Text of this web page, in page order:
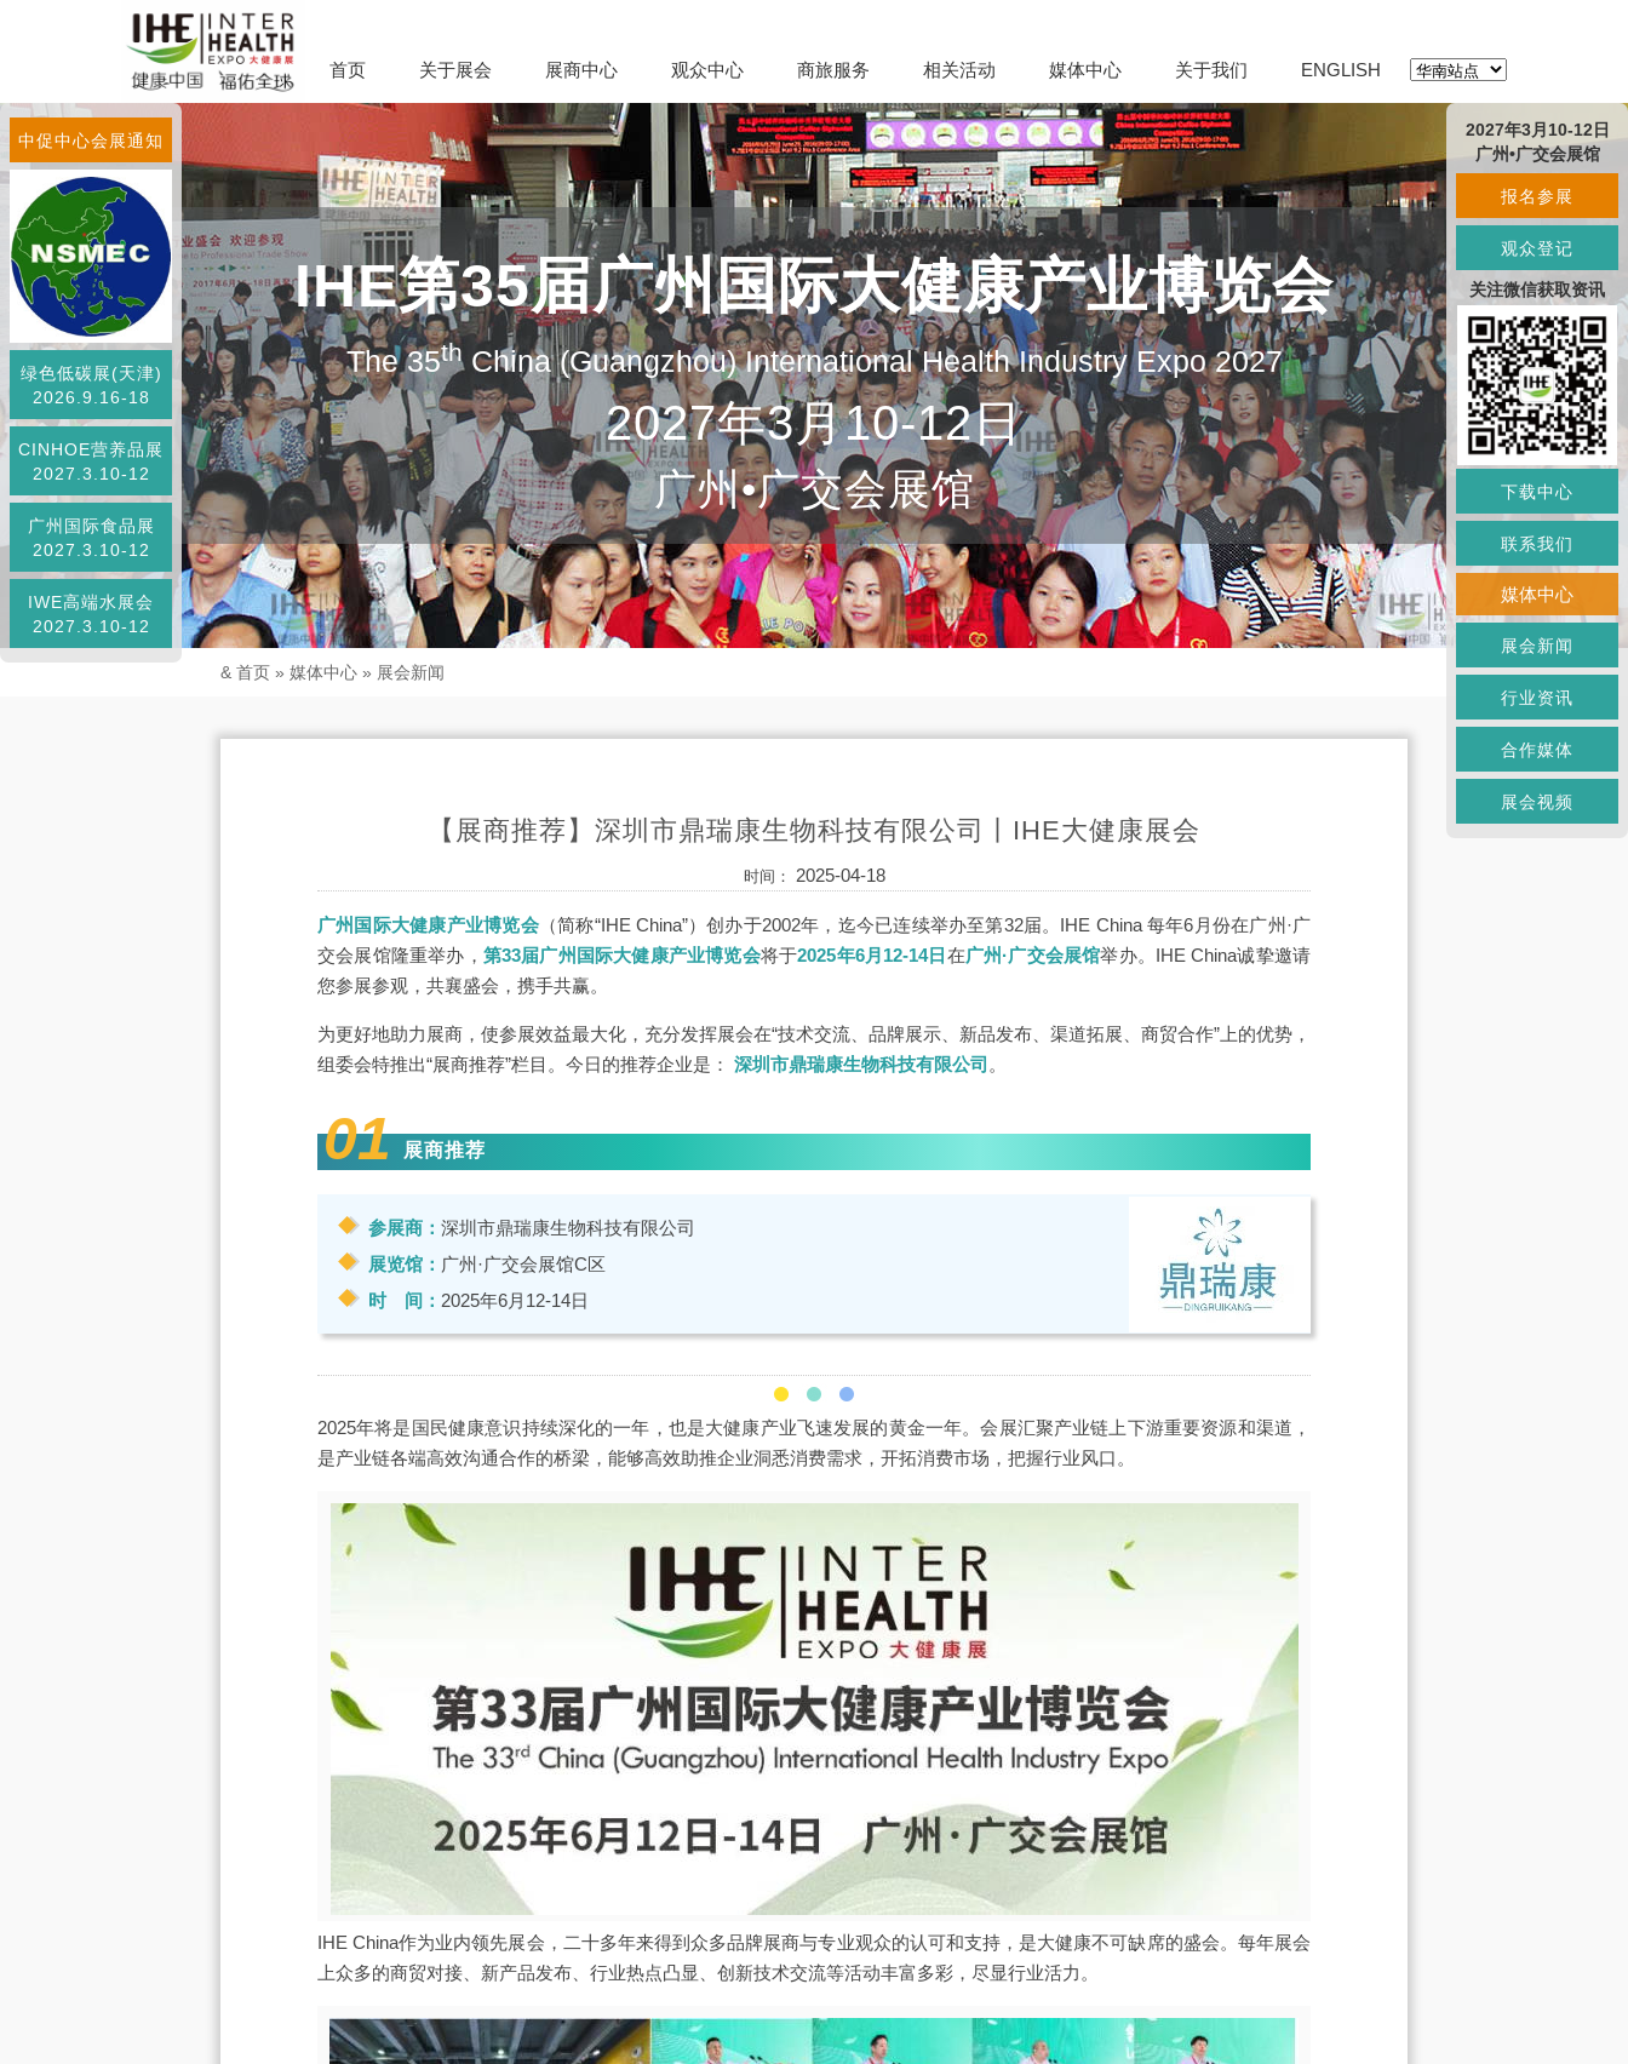
首页 关于展会 展商中心 观众中心 商旅服务 相关活动 媒体中心 关于我们 ENGLISH
IHE第35届广州国际大健康产业博览会
The 35thChina (Guangzhou) International Health Industry Expo 2027
2027年3月10-12日
广州•广交会展馆
中促中心会展通知
绿色低碳展(天津)
2026.9.16-18
CINHOE营养品展
2027.3.10-12
广州国际食品展
2027.3.10-12
IWE高端水展会
2027.3.10-12
& 首页 » 媒体中心 » 展会新闻
【展商推荐】深圳市鼎瑞康生物科技有限公司丨IHE大健康展会
时间： 2025-04-18
广州国际大健康产业博览会（简称“IHE China”）创办于2002年，迄今已连续举办至第32届。IHE China 每年6月份在广州·广
交会展馆隆重举办， 第33届广州国际大健康产业博览会将于2025年6月12-14日 在广州·广交会展馆举办。IHE China诚挚邀请
您参展参观，共襄盛会，携手共赢。
为更好地助力展商，使参展效益最大化，充分发挥展会在“技术交流、品牌展示、新品发布、渠道拓展、商贸合作”上的优势，
组委会特推出“展商推荐”栏目。今日的推荐企业是： 深圳市鼎瑞康生物科技有限公司 。
01 展商推荐
参展商： 深圳市鼎瑞康生物科技有限公司
展览馆： 广州·广交会展馆C区
时 间： 2025年6月12-14日
2025年将是国民健康意识持续深化的一年，也是大健康产业飞速发展的黄金一年。会展汇聚产业链上下游重要资源和渠道，
是产业链各端高效沟通合作的桥梁，能够高效助推企业洞悉消费需求，开拓消费市场，把握行业风口。
IHE China作为业内领先展会，二十多年来得到众多品牌展商与专业观众的认可和支持，是大健康不可缺席的盛会。每年展会
上众多的商贸对接、新产品发布、行业热点凸显、创新技术交流等活动丰富多彩，尽显行业活力。
2027年3月10-12日
广州•广交会展馆
报名参展
观众登记
关注微信获取资讯
下载中心
联系我们
媒体中心
展会新闻
行业资讯
合作媒体
展会视频